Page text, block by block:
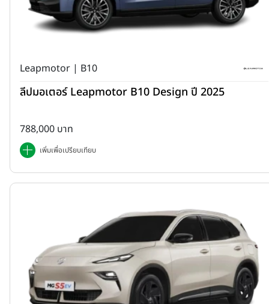
Leapmotor | B10
ลีปมอเตอร์ Leapmotor B10 Design ปี 2025
788,000 บาท
เพิ่มเพื่อเปรียบเทียบ